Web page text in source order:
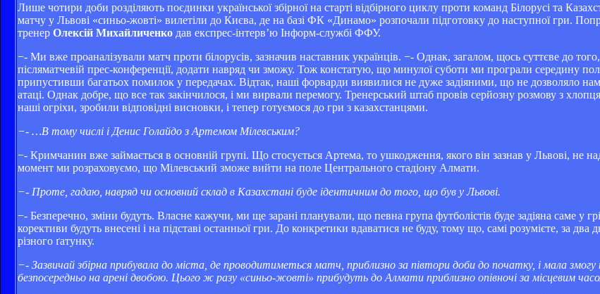
Лише чотири доби розділяють поєдинки української збірної на старті відбірного циклу проти команд Білорусі та
матчу у Львові «синьо-жовті» вилетіли до Києва, де на базі ФК «Динамо» розпочали підготовку до наступної гри.
тренер Олексій Михайличенко дав експрес-інтерв’ю Інформ-службі ФФУ.
−- Ми вже проаналізували матч проти білорусів, зазначив наставник українців. −- Однак, загалом, щось суттєве до
післяматчевій прес-конференції, додати навряд чи зможу. Тож констатую, що минулої суботи ми програли середину
припустивши багатьох помилок у передачах. Відтак, наші форварди виявилися не дуже задіяними, що не дозволяло
атаці. Однак добре, що все так закінчилося, і ми вирвали перемогу. Тренерський штаб провів серйозну розмову з
наші огріхи, зробили відповідні висновки, і тепер готуємося до гри з казахстанцями.
−- …В тому числі і Денис Голайдо з Артемом Мілевським?
−- Кримчанин вже займається в основній групі. Що стосується Артема, то ушкодження, якого він зазнав у Львові, не
момент ми розраховуємо, що Мілевський зможе вийти на поле Центрального стадіону Алмати.
−- Проте, гадаю, навряд чи основний склад в Казахстані буде ідентичним до того, що був у Львові.
−- Безперечно, зміни будуть. Власне кажучи, ми ще зарані планували, що певна група футболістів буде задіяна саме у
корективи будуть внесені і на підставі останньої гри. До конкретики вдаватися не буду, тому що, самі розумієте, за
різного ґатунку.
−- Зазвичай збірна прибувала до міста, де проводитиметься матч, приблизно за півтори доби до початку, і мала
безпосередньо на арені двобою. Цього ж разу «синьо-жовті» прибудуть до Алмати приблизно опівночі за місцевим